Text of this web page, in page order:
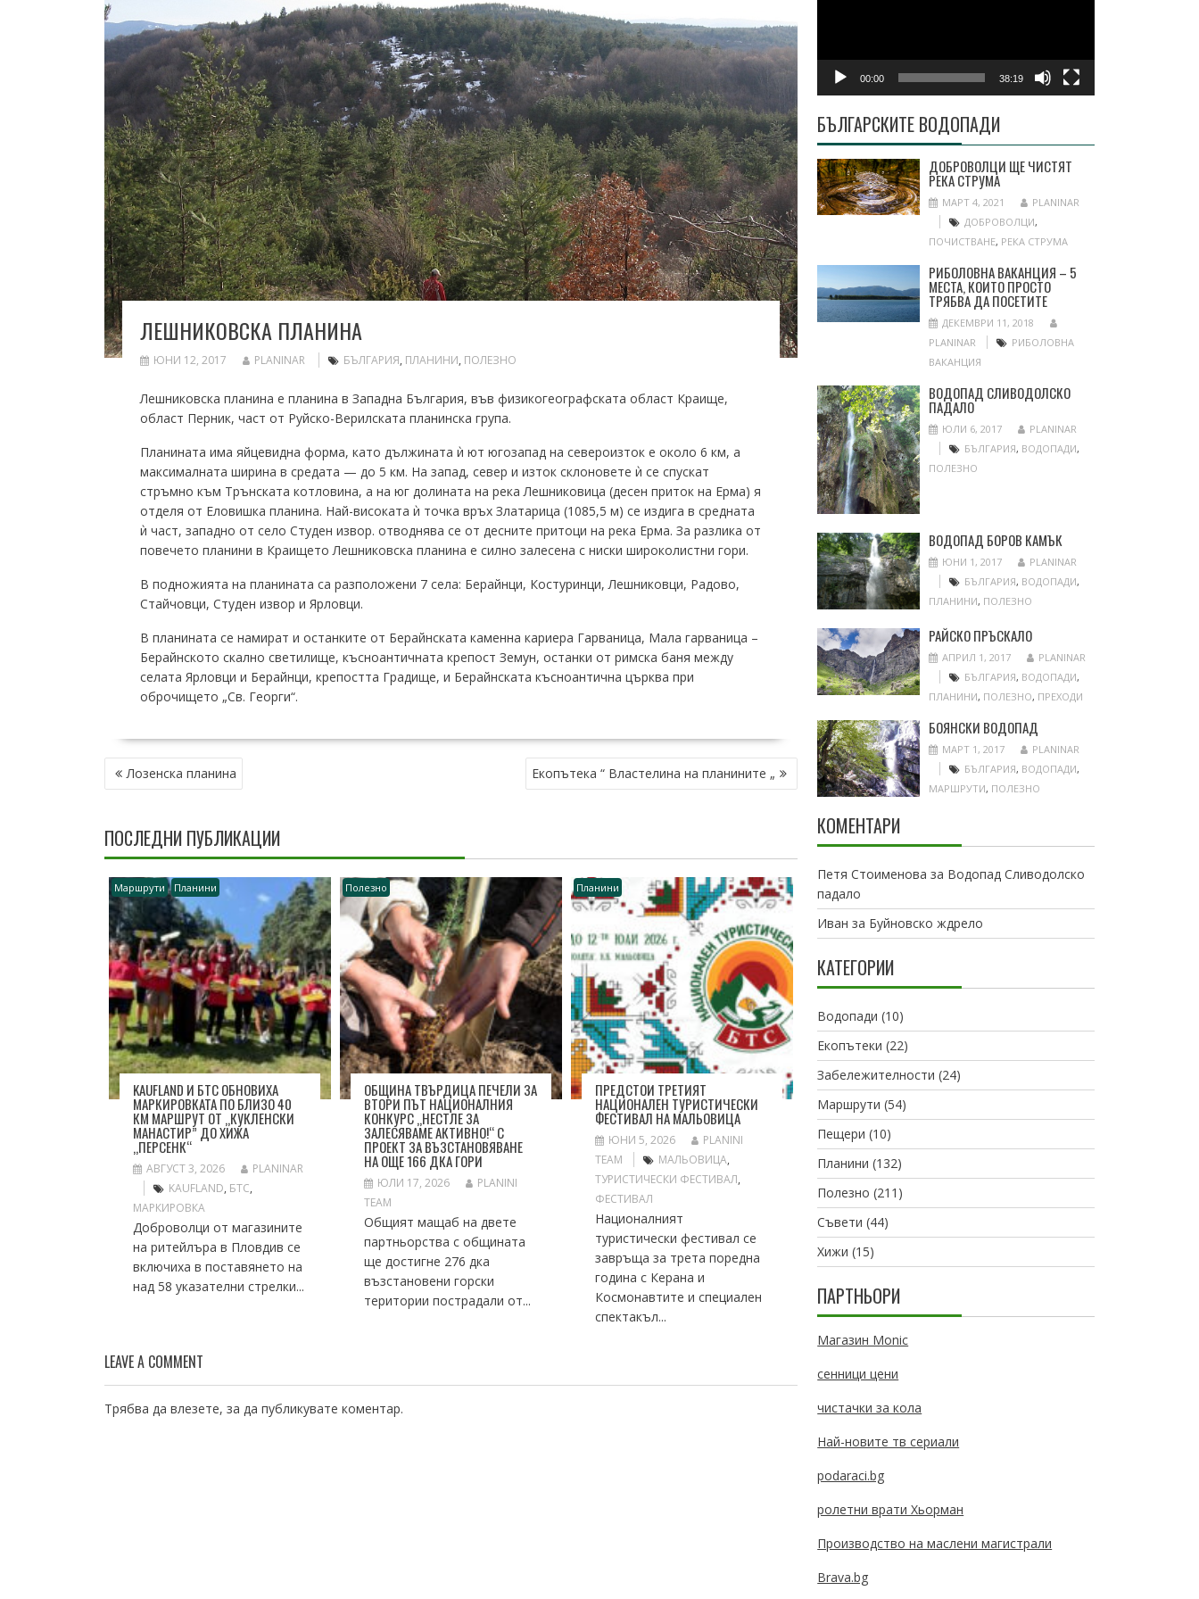
ЛЕШНИКОВСКА ПЛАНИНА
ЮНИ 12, 2017 PLANINAR БЪЛГАРИЯ, ПЛАНИНИ, ПОЛЕЗНО
Лешниковска планина е планина в Западна България, във физикогеографската област Краище,
област Перник, част от Руйско-Верилската планинска група.
Планината има яйцевидна форма, като дължината ѝ ют югозапад на североизток е около 6 км, а
максималната ширина в средата — до 5 км. На запад, север и изток склоновете ѝ се спускат
стръмно към Трънската котловина, а на юг долината на река Лешниковица (десен приток на Ерма) я
отделя от Еловишка планина. Най-високата ѝ точка връх Златарица (1085,5 м) се издига в средната
ѝ част, западно от село Студен извор. отводнява се от десните притоци на река Ерма. За разлика от
повечето планини в Краището Лешниковска планина е силно залесена с ниски широколистни гoри.
В подножията на планината са разположени 7 села: Берайнци, Костуринци, Лешниковци, Радово,
Стайчовци, Студен извор и Ярловци.
В планината се намират и останките от Берайнската каменна кариера Гарваница, Мала гарваница –
Берайнското скално светилище, късноантичната крепост Земун, останки от римска баня между
селата Ярловци и Берайнци, крепостта Градище, и Берайнската късноантична църква при
оброчището „Св. Георги“.
НАВИГАЦИЯ
Лозенска планина Екопътека “ Властелина на планините „
ПОСЛЕДНИ ПУБЛИКАЦИИ
Маршрути Планини
KAUFLAND И БТС ОБНОВИХА
МАРКИРОВКАТА ПО БЛИЗО 40
КМ МАРШРУТ ОТ „КУКЛЕНСКИ
МАНАСТИР” ДО ХИЖА
„ПЕРСЕНК“
АВГУСТ 3, 2026
PLANINAR
KAUFLAND, БТС,
МАРКИРОВКА
Доброволци от магазините
на ритейлъра в Пловдив се
включиха в поставянето на
над 58 указателни стрелки...
Полезно
ОБЩИНА ТВЪРДИЦА ПЕЧЕЛИ ЗА
ВТОРИ ПЪТ НАЦИОНАЛНИЯ
КОНКУРС „НЕСТЛЕ ЗА
ЗАЛЕСЯВАМЕ АКТИВНО!“ С
ПРОЕКТ ЗА ВЪЗСТАНОВЯВАНЕ
НА ОЩЕ 166 ДКА ГОРИ
ЮЛИ 17, 2026
PLANINI
TEAM
Общият мащаб на двете
партньорства с общината
ще достигне 276 дка
възстановени горски
територии пострадали от...
Планини
ПРЕДСТОИ ТРЕТИЯТ
НАЦИОНАЛЕН ТУРИСТИЧЕСКИ
ФЕСТИВАЛ НА МАЛЬОВИЦА
ЮНИ 5, 2026
PLANINI
TEAM
МАЛЬОВИЦА,
ТУРИСТИЧЕСКИ ФЕСТИВАЛ,
ФЕСТИВАЛ
Националният
туристически фестивал се
завръща за трета поредна
година с Керана и
Космонавтите и специален
спектакъл...
LEAVE A COMMENT
Трябва да влезете, за да публикувате коментар.
00:00 38:19
БЪЛГАРСКИТЕ ВОДОПАДИ
ДОБРОВОЛЦИ ЩЕ ЧИСТЯТ
РЕКА СТРУМА
МАРТ 4, 2021
PLANINAR
ДОБРОВОЛЦИ,
ПОЧИСТВАНЕ, РЕКА СТРУМА
РИБОЛОВНА ВАКАНЦИЯ – 5
МЕСТА, КОИТО ПРОСТО
ТРЯБВА ДА ПОСЕТИТЕ
ДЕКЕМВРИ 11, 2018
PLANINAR
РИБОЛОВНА
ВАКАНЦИЯ
ВОДОПАД СЛИВОДОЛСКО
ПАДАЛО
ЮЛИ 6, 2017
PLANINAR
БЪЛГАРИЯ, ВОДОПАДИ,
ПОЛЕЗНО
ВОДОПАД БОРОВ КАМЪК
ЮНИ 1, 2017
PLANINAR
БЪЛГАРИЯ, ВОДОПАДИ,
ПЛАНИНИ, ПОЛЕЗНО
РАЙСКО ПРЪСКАЛО
АПРИЛ 1, 2017
PLANINAR
БЪЛГАРИЯ, ВОДОПАДИ,
ПЛАНИНИ, ПОЛЕЗНО, ПРЕХОДИ
БОЯНСКИ ВОДОПАД
МАРТ 1, 2017
PLANINAR
БЪЛГАРИЯ, ВОДОПАДИ,
МАРШРУТИ, ПОЛЕЗНО
КОМЕНТАРИ
Петя Стоименова за Водопад Сливодолско
падало
Иван за Буйновско ждрело
КАТЕГОРИИ
Водопади (10)
Екопътеки (22)
Забележителности (24)
Маршрути (54)
Пещери (10)
Планини (132)
Полезно (211)
Съвети (44)
Хижи (15)
ПАРТНЬОРИ
Магазин Monic
сенници цени
чистачки за кола
Най-новите тв сериали
podaraci.bg
ролетни врати Хьорман
Производство на маслени магистрали
Brava.bg